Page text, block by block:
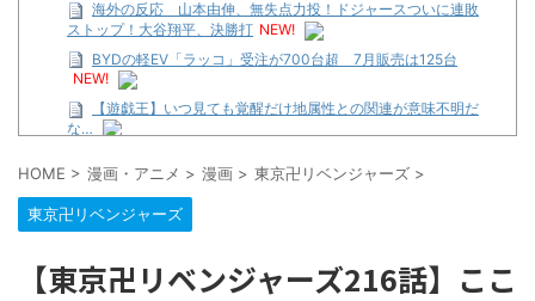
海外の反応 山本由伸、無失点力投！ドジャースついに連敗
ストップ！大谷翔平、決勝打 NEW!
BYDの軽EV「ラッコ」受注が700台超 7月販売は125台
NEW!
【遊戯王】いつ見ても覚醒だけ地属性との関連が意味不明だ
な…
【遊戯王】いつ見ても覚醒だけ地属性との関連が意味不明だ
な…
「洋画に日本版主題歌は必要か?」論争
【ギャルゲ】「千恋*万花」のアニメ化決定でKOTOKOが主
題歌歌うよ！
HOME > 漫画・アニメ > 漫画 > 東京卍リベンジャーズ >
東京卍リベンジャーズ
【東京卍リベンジャーズ216話】ここ